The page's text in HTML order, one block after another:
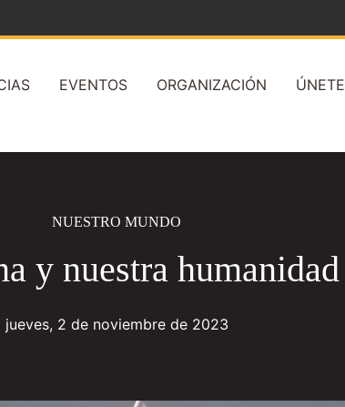
EVENTOS ORGANIZACIÓN ÚNETE
NUESTRO MUNDO
y nuestra humanidad
jueves, 2 de noviembre de 2023